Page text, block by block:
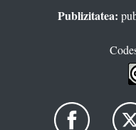
Publizitatea: